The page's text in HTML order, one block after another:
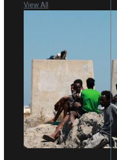
View All